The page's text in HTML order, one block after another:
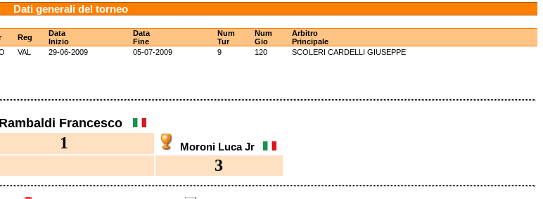
Dati generali del torneo
Reg
Data
Inizio
Data
Fine
Num
Tur
Num
Gio
Arbitro
Principale
VAL 29-06-2009 05-07-2009 9 120
SCOLERI CARDELLI GIUSEPPE
Rambaldi Francesco
1 Moroni Luca Jr
3